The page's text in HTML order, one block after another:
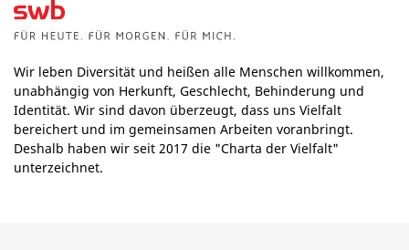
Wir leben Diversität und heißen alle Menschen willkommen,
unabhängig von Herkunft, Geschlecht, Behinderung und
Identität. Wir sind davon überzeugt, dass uns Vielfalt
bereichert und im gemeinsamen Arbeiten voranbringt.
Deshalb haben wir seit 2017 die "Charta der Vielfalt"
unterzeichnet.